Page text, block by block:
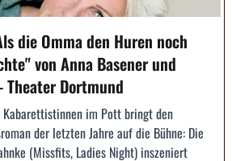
die Omma den Huren noch
von Anna Basener und
Theater Dortmund
Kabarettistinnen im Pott bringt den
der letzten Jahre auf die Bühne: Die
(Missfits, Ladies Night) inszeniert